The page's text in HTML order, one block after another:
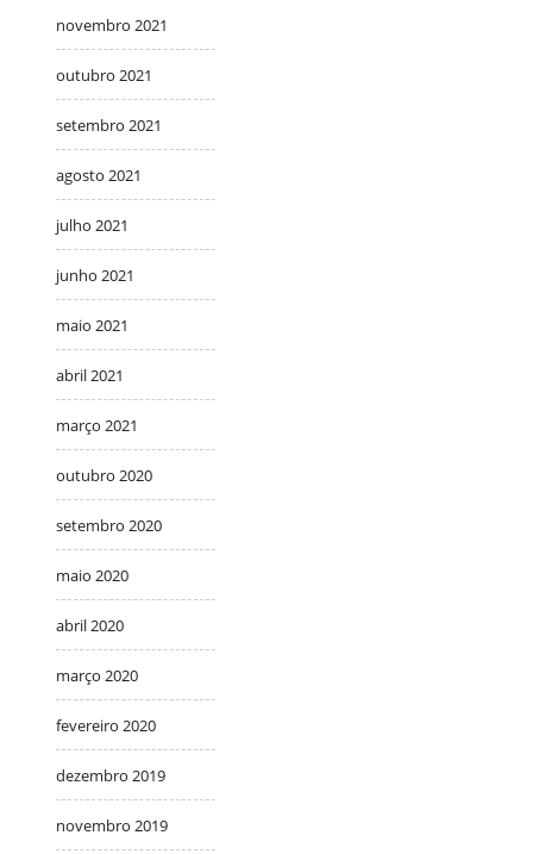
novembro 2021
outubro 2021
setembro 2021
agosto 2021
julho 2021
junho 2021
maio 2021
abril 2021
março 2021
outubro 2020
setembro 2020
maio 2020
abril 2020
março 2020
fevereiro 2020
dezembro 2019
novembro 2019